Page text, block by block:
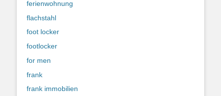
ferienwohnung
flachstahl
foot locker
footlocker
for men
frank
frank immobilien